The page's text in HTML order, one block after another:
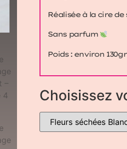
Réalisée à la cire de
Sans parfum
Poids : environ 130gr
Choisissez